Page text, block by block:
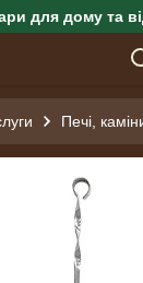
для дому та
Печі,